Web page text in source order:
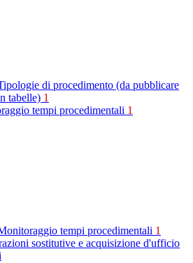
di procedimento (da pubblicare
tabelle) 1
tempi procedimentali 1
tempi procedimentali 1
sostitutive e acquisizione d'ufficio